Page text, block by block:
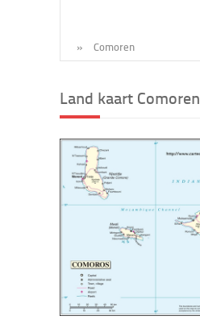
» Comoren
Land kaart Comoren